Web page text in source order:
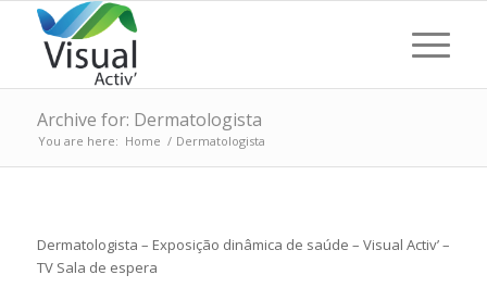
Archive for: Dermatologista
You are here: Home / Dermatologista
Dermatologista – Exposição dinâmica de saúde – Visual Activ’ –
TV Sala de espera